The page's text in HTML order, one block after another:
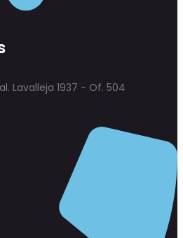
Lavalleja 1937 - Of. 504